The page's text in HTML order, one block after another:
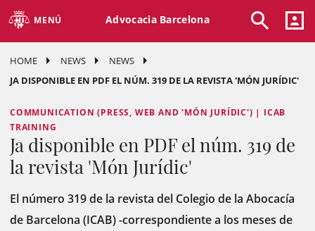
MENÚ Advocacia Barcelona
HOME NEWS
NEWS
JA DISPONIBLE EN PDF EL NÚM. 319 DE LA REVISTA 'MÓN JURÍDIC'
COMMUNICATION (PRESS, WEB AND 'MÓN JURÍDIC') | ICAB
TRAINING
Ja disponible en PDF el núm. 319 de
la revista 'Món Jurídic'
El número 319 de la revista del Colegio de la Abocacía
de Barcelona (ICAB) -correspondiente a los meses de